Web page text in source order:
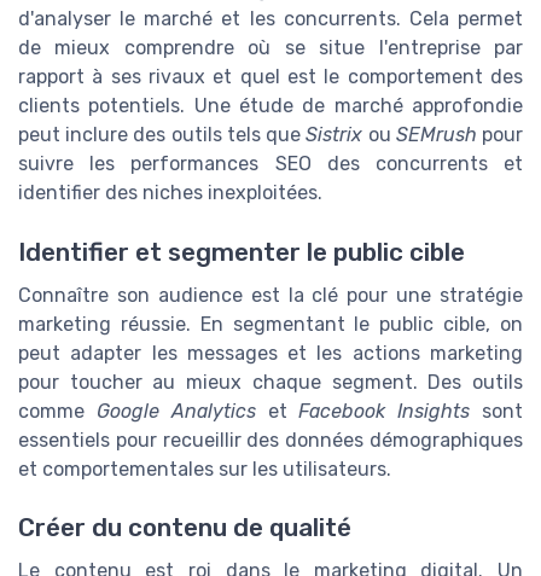
d'analyser le marché et les concurrents. Cela permet
de mieux comprendre où se situe l'entreprise par
rapport à ses rivaux et quel est le comportement des
clients potentiels. Une étude de marché approfondie
peut inclure des outils tels queSistrix ou SEMrush pour
suivre les performances SEO des concurrents et
identifier des niches inexploitées.
Identifier et segmenter le public cible
Connaître son audience est la clé pour une stratégie
marketing réussie. En segmentant le public cible, on
peut adapter les messages et les actions marketing
pour toucher au mieux chaque segment. Des outils
comme Google AnalyticsetFacebook Insights sont
essentiels pour recueillir des données démographiques
et comportementales sur les utilisateurs.
Créer du contenu de qualité
Le contenu est roi dans le marketing digital. Un